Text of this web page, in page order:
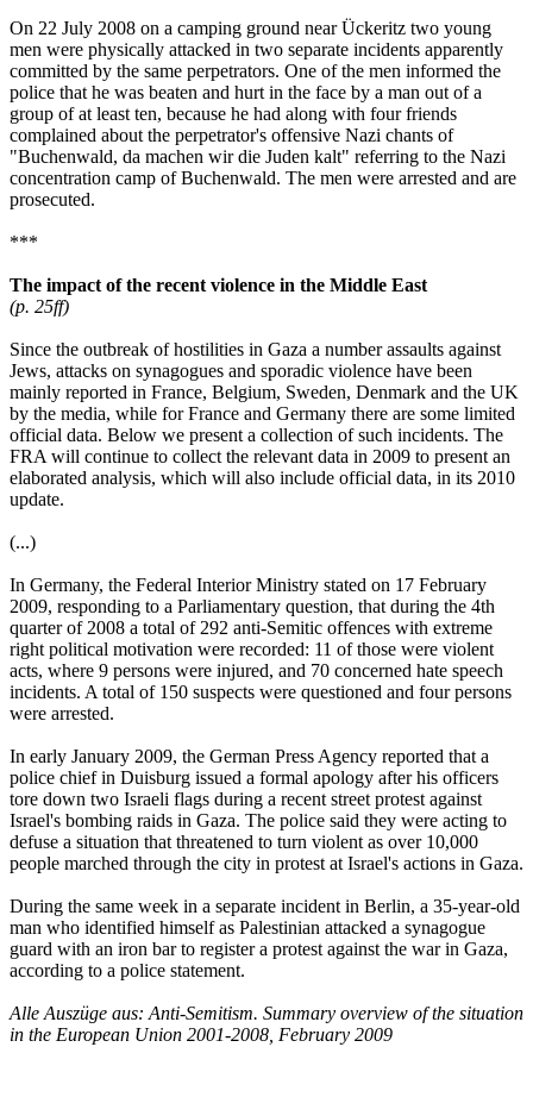
On 22 July 2008 on a camping ground near Ückeritz two young
men were physically attacked in two separate incidents apparently
committed by the same perpetrators. One of the men informed the
police that he was beaten and hurt in the face by a man out of a
group of at least ten, because he had along with four friends
complained about the perpetrator's offensive Nazi chants of
"Buchenwald, da machen wir die Juden kalt" referring to the Nazi
concentration camp of Buchenwald. The men were arrested and are
prosecuted.
***
The impact of the recent violence in the Middle East
(p. 25ff)
Since the outbreak of hostilities in Gaza a number assaults against
Jews, attacks on synagogues and sporadic violence have been
mainly reported in France, Belgium, Sweden, Denmark and the UK
by the media, while for France and Germany there are some limited
official data. Below we present a collection of such incidents. The
FRA will continue to collect the relevant data in 2009 to present an
elaborated analysis, which will also include official data, in its 2010
update.
(...)
In Germany, the Federal Interior Ministry stated on 17 February
2009, responding to a Parliamentary question, that during the 4th
quarter of 2008 a total of 292 anti-Semitic offences with extreme
right political motivation were recorded: 11 of those were violent
acts, where 9 persons were injured, and 70 concerned hate speech
incidents. A total of 150 suspects were questioned and four persons
were arrested.
In early January 2009, the German Press Agency reported that a
police chief in Duisburg issued a formal apology after his officers
tore down two Israeli flags during a recent street protest against
Israel's bombing raids in Gaza. The police said they were acting to
defuse a situation that threatened to turn violent as over 10,000
people marched through the city in protest at Israel's actions in Gaza.
During the same week in a separate incident in Berlin, a 35-year-old
man who identified himself as Palestinian attacked a synagogue
guard with an iron bar to register a protest against the war in Gaza,
according to a police statement.
Alle Auszüge aus: Anti-Semitism. Summary overview of the situation
in the European Union 2001-2008, February 2009